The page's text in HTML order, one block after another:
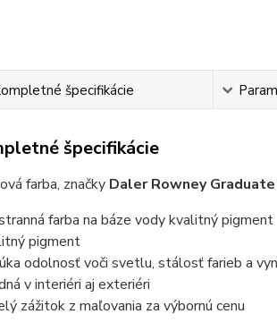
špecifikácie
špecifikácie
farba, značky Daler Rowney Graduate
farba na báze vody kvalitný pigment
pigment
odolnosť voči svetlu, stálosť farieb a
v interiéri aj exteriéri
zážitok z maľovania za výbornú cenu